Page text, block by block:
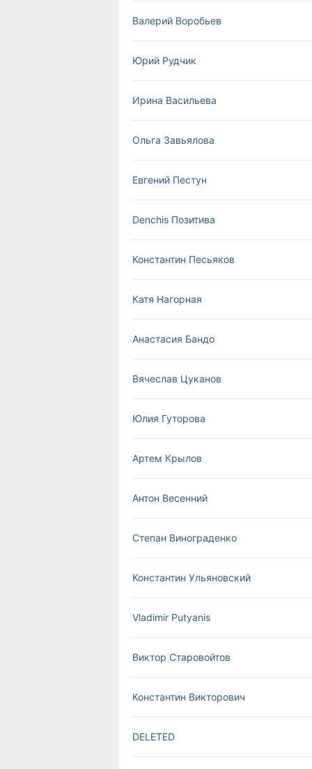
Валерий Воробьев
Юрий Рудчик
Ирина Васильева
Ольга Завьялова
Евгений Пестун
Denchis Позитива
Константин Песьяков
Катя Нагорная
Анастасия Бандо
Вячеслав Цуканов
Юлия Гуторова
Артем Крылов
Антон Весенний
Степан Винограденко
Константин Ульяновский
Vladimir Putyanis
Виктор Старовойтов
Константин Викторович
DELETED